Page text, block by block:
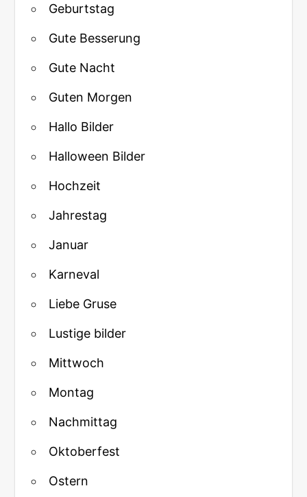
Geburtstag
Gute Besserung
Gute Nacht
Guten Morgen
Hallo Bilder
Halloween Bilder
Hochzeit
Jahrestag
Januar
Karneval
Liebe Gruse
Lustige bilder
Mittwoch
Montag
Nachmittag
Oktoberfest
Ostern